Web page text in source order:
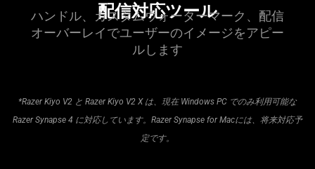
配信対応ツール
ハンドル、カスタムウォーターマーク、配信
オーバーレイでユーザーのイメージをアピー
ルし ます
*Razer Kiyo V2 と Razer Kiyo V2 X は、現在 Windows PC でのみ利用可能な
Razer Synapse 4 に対応しています。Razer Synapse for Macには、将来対応予
定です。